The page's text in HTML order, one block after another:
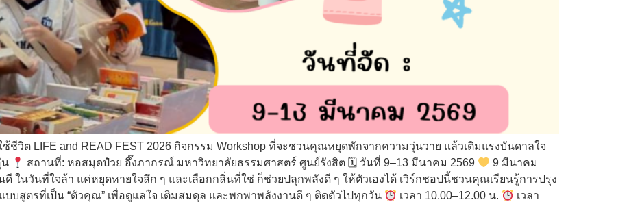
ชีวิต LIFE and READ FEST 2026 กิจกรรม Workshop ที่จะชวนคุณหยุดพักจากความวุ่นวาย แล้วเติมแรงบันดาลใจ
น
สถานที่: หอสมุดป๋วย อึ๊งภากรณ์ มหาวิทยาลัยธรรมศาสตร์ ศูนย์รังสิต 🗓 วันที่ 9–13 มีนาคม 2569
9 มีนาคม
นดี ในวันที่ใจล้า แค่หยุดหายใจลึก ๆ และเลือกกลิ่นที่ใช่ ก็ช่วยปลุกพลังดี ๆ ให้ตัวเองได้ เวิร์กชอปนี้ชวนคุณเรียนรู้การปรุง
สูตรที่เป็น “ตัวคุณ” เพื่อดูแลใจ เติมสมดุล และพกพาพลังงานดี ๆ ติดตัวไปทุกวัน
เวลา 10.00–12.00 น.
เวลา